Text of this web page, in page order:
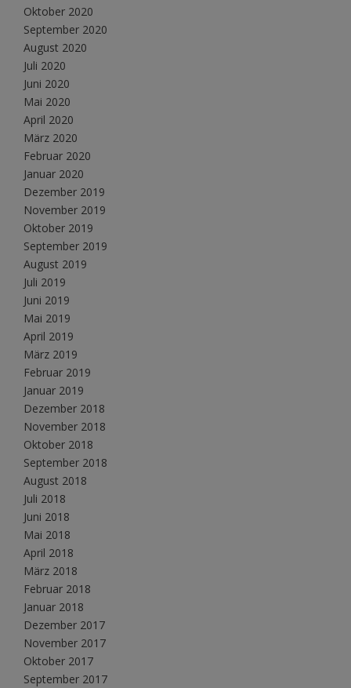
Oktober 2020
September 2020
August 2020
Juli 2020
Juni 2020
Mai 2020
April 2020
März 2020
Februar 2020
Januar 2020
Dezember 2019
November 2019
Oktober 2019
September 2019
August 2019
Juli 2019
Juni 2019
Mai 2019
April 2019
März 2019
Februar 2019
Januar 2019
Dezember 2018
November 2018
Oktober 2018
September 2018
August 2018
Juli 2018
Juni 2018
Mai 2018
April 2018
März 2018
Februar 2018
Januar 2018
Dezember 2017
November 2017
Oktober 2017
September 2017